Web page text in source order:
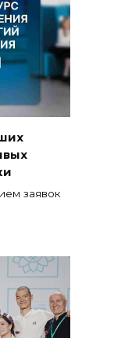
заявок